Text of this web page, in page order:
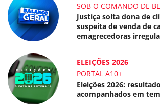
SOB O COMANDO DE
Justiça solta dona de
suspeita de venda de
emagrecedoras
ELEIÇÕES 2026
PORTAL A10+
Eleições 2026:
acompanhados em